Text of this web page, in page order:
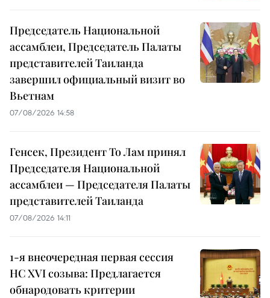
Председатель Национальной
ассамблеи, Председатель Палаты
представителей Таиланда
завершил официальный визит во
Вьетнам
07/08/2026 14:58
Генсек, Президент То Лам принял
Председателя Национальной
ассамблеи — Председателя Палаты
представителей Таиланда
07/08/2026 14:11
1-я внеочередная первая сессия
НС XVI созыва: Предлагается
обнародовать критерии